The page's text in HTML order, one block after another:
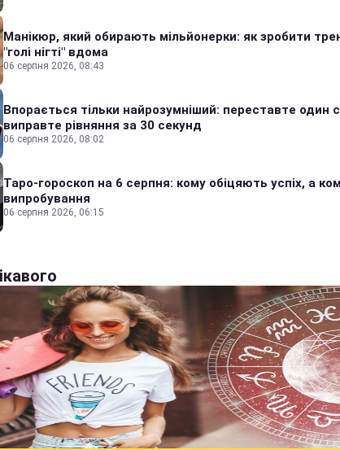
Манікюр, який обирають мільйонерки: як зробити
"голі нігті" вдома
06 серпня 2026, 08:43
Впорається тільки найрозумніший: переставте один
виправте рівняння за 30 секунд
06 серпня 2026, 08:02
Таро-гороскоп на 6 серпня: кому обіцяють успіх, а
випробування
06 серпня 2026, 06:15